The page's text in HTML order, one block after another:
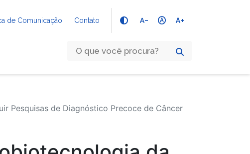
de Comunicação Contato text_decrease hdr_auto text_increase
Pesquisas de Diagnóstico Precoce de Câncer